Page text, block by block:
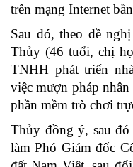
trên mạng Internet
Sau đó, theo đề
Thủy (46 tuổi, chị
TNHH phát triển
việc mượn pháp
phần mềm trò chơi
Thủy đồng ý, sau
làm Phó Giám đốc